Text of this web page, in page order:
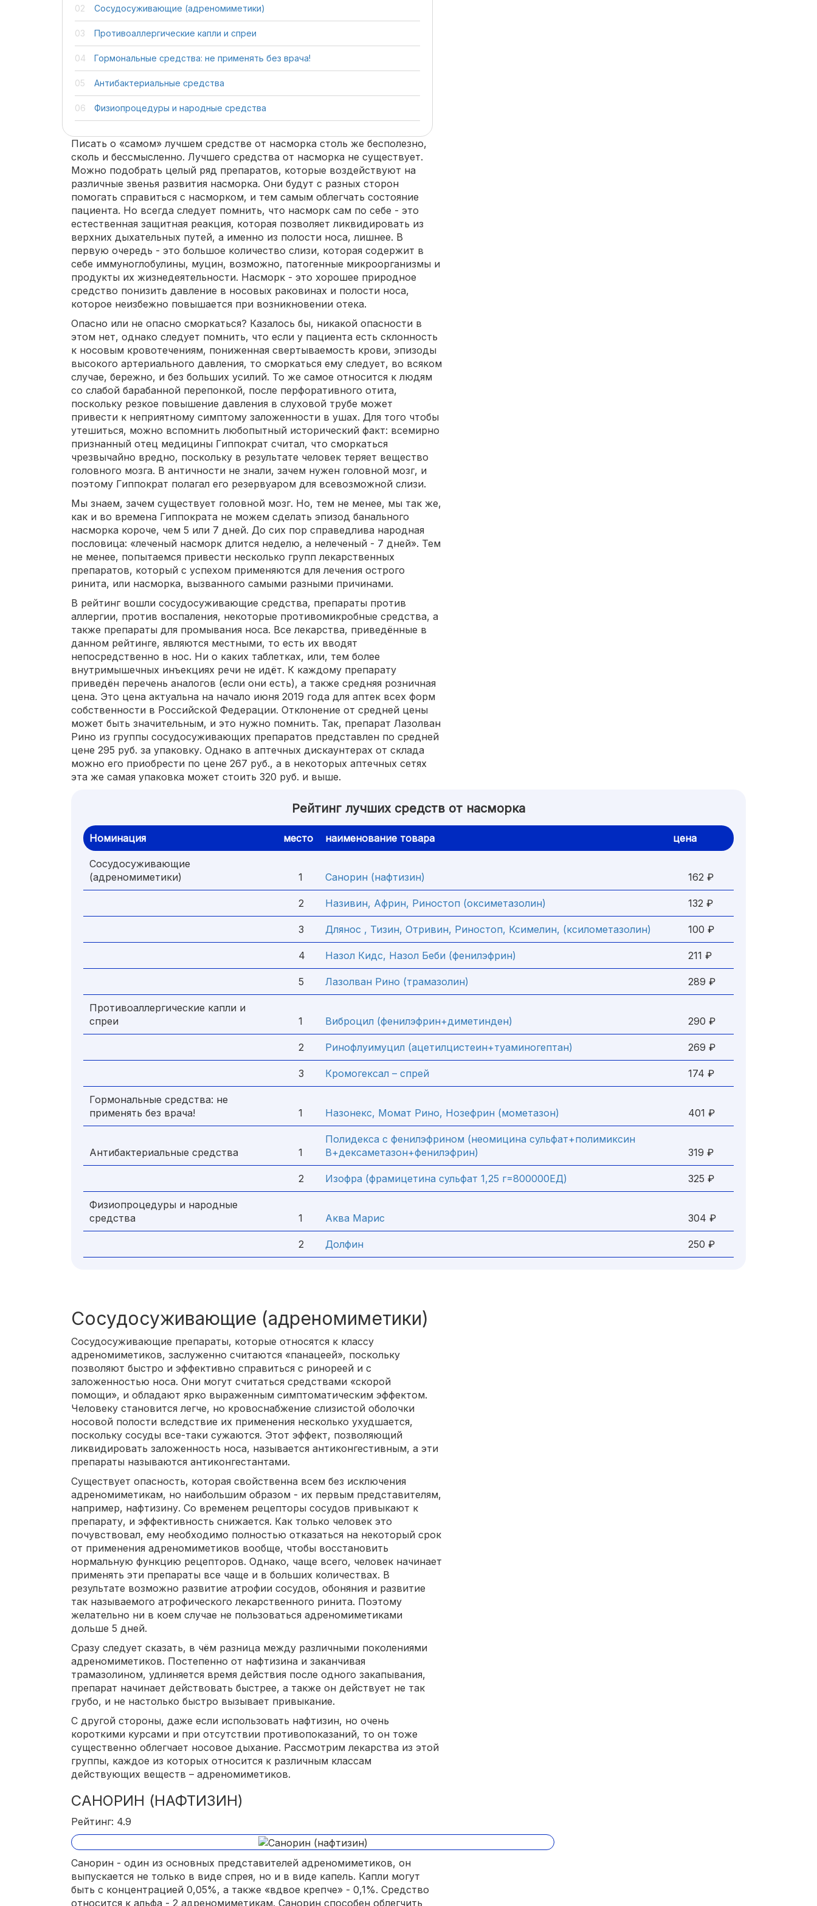
Сосудосуживающие (адреномиметики)
Противоаллергические капли и спреи
Гормональные средства: не применять без врача!
Антибактериальные средства
Физиопроцедуры и народные средства
Писать о «самом» лучшем средстве от насморка столь же бесполезно,
сколь и бессмысленно. Лучшего средства от насморка не существует.
Можно подобрать целый ряд препаратов, которые воздействуют на
различные звенья развития насморка. Они будут с разных сторон
помогать справиться с насморком, и тем самым облегчать состояние
пациента. Но всегда следует помнить, что насморк сам по себе - это
естественная защитная реакция, которая позволяет ликвидировать из
верхних дыхательных путей, а именно из полости носа, лишнее. В
первую очередь - это большое количество слизи, которая содержит в
себе иммуноглобулины, муцин, возможно, патогенные микроорганизмы и
продукты их жизнедеятельности. Насморк - это хорошее природное
средство понизить давление в носовых раковинах и полости носа,
которое неизбежно повышается при возникновении отека.
Опасно или не опасно сморкаться? Казалось бы, никакой опасности в
этом нет, однако следует помнить, что если у пациента есть склонность
к носовым кровотечениям, пониженная свертываемость крови, эпизоды
высокого артериального давления, то сморкаться ему следует, во всяком
случае, бережно, и без больших усилий. То же самое относится к людям
со слабой барабанной перепонкой, после перфоративного отита,
поскольку резкое повышение давления в слуховой трубе может
привести к неприятному симптому заложенности в ушах. Для того чтобы
утешиться, можно вспомнить любопытный исторический факт: всемирно
признанный отец медицины Гиппократ считал, что сморкаться
чрезвычайно вредно, поскольку в результате человек теряет вещество
головного мозга. В античности не знали, зачем нужен головной мозг, и
поэтому Гиппократ полагал его резервуаром для всевозможной слизи.
Мы знаем, зачем существует головной мозг. Но, тем не менее, мы так же,
как и во времена Гиппократа не можем сделать эпизод банального
насморка короче, чем 5 или 7 дней. До сих пор справедлива народная
пословица: «леченый насморк длится неделю, а нелеченый - 7 дней». Тем
не менее, попытаемся привести несколько групп лекарственных
препаратов, который с успехом применяются для лечения острого
ринита, или насморка, вызванного самыми разными причинами.
В рейтинг вошли сосудосуживающие средства, препараты против
аллергии, против воспаления, некоторые противомикробные средства, а
также препараты для промывания носа. Все лекарства, приведённые в
данном рейтинге, являются местными, то есть их вводят
непосредственно в нос. Ни о каких таблетках, или, тем более
внутримышечных инъекциях речи не идёт. К каждому препарату
приведён перечень аналогов (если они есть), а также средняя розничная
цена. Это цена актуальна на начало июня 2019 года для аптек всех форм
собственности в Российской Федерации. Отклонение от средней цены
может быть значительным, и это нужно помнить. Так, препарат Лазолван
Рино из группы сосудосуживающих препаратов представлен по средней
цене 295 руб. за упаковку. Однако в аптечных дискаунтерах от склада
можно его приобрести по цене 267 руб., а в некоторых аптечных сетях
эта же самая упаковка может стоить 320 руб. и выше.
Рейтинг лучших средств от насморка
Номинация место наименование товара цена
Сосудосуживающие
(адреномиметики)
1 Санорин (нафтизин) 162 ₽
2 Називин, Африн, Риностоп (оксиметазолин) 132 ₽
3 Длянос , Тизин, Отривин, Риностоп, Ксимелин, (ксилометазолин) 100 ₽
4 Назол Кидс, Назол Беби (фенилэфрин) 211 ₽
5 Лазолван Рино (трамазолин) 289 ₽
Противоаллергические капли и
спреи
1 Виброцил (фенилэфрин+диметинден) 290 ₽
2 Ринофлуимуцил (ацетилцистеин+туаминогептан) 269 ₽
3 Кромогексал – спрей 174 ₽
Гормональные средства: не
применять без врача!
1 Назонекс, Момат Рино, Нозефрин (мометазон) 401 ₽
Антибактериальные средства 1
Полидекса с фенилэфрином (неомицина сульфат+полимиксин
В+дексаметазон+фенилэфрин)
319 ₽
2 Изофра (фрамицетина сульфат 1,25 г=800000ЕД) 325 ₽
Физиопроцедуры и народные
средства
1 Аква Марис 304 ₽
2 Долфин 250 ₽
Сосудосуживающие (адреномиметики)
Сосудосуживающие препараты, которые относятся к классу
адреномиметиков, заслуженно считаются «панацеей», поскольку
позволяют быстро и эффективно справиться с ринореей и с
заложенностью носа. Они могут считаться средствами «скорой
помощи», и обладают ярко выраженным симптоматическим эффектом.
Человеку становится легче, но кровоснабжение слизистой оболочки
носовой полости вследствие их применения несколько ухудшается,
поскольку сосуды все-таки сужаются. Этот эффект, позволяющий
ликвидировать заложенность носа, называется антиконгестивным, а эти
препараты называются антиконгестантами.
Существует опасность, которая свойственна всем без исключения
адреномиметикам, но наибольшим образом - их первым представителям,
например, нафтизину. Со временем рецепторы сосудов привыкают к
препарату, и эффективность снижается. Как только человек это
почувствовал, ему необходимо полностью отказаться на некоторый срок
от применения адреномиметиков вообще, чтобы восстановить
нормальную функцию рецепторов. Однако, чаще всего, человек начинает
применять эти препараты все чаще и в больших количествах. В
результате возможно развитие атрофии сосудов, обоняния и развитие
так называемого атрофического лекарственного ринита. Поэтому
желательно ни в коем случае не пользоваться адреномиметиками
дольше 5 дней.
Сразу следует сказать, в чём разница между различными поколениями
адреномиметиков. Постепенно от нафтизина и заканчивая
трамазолином, удлиняется время действия после одного закапывания,
препарат начинает действовать быстрее, а также он действует не так
грубо, и не настолько быстро вызывает привыкание.
С другой стороны, даже если использовать нафтизин, но очень
короткими курсами и при отсутствии противопоказаний, то он тоже
существенно облегчает носовое дыхание. Рассмотрим лекарства из этой
группы, каждое из которых относится к различным классам
действующих веществ – адреномиметиков.
САНОРИН (НАФТИЗИН)
Рейтинг: 4.9
Санорин - один из основных представителей адреномиметиков, он
выпускается не только в виде спрея, но и в виде капель. Капли могут
быть с концентрацией 0,05%, а также «вдвое крепче» - 0,1%. Средство
относится к альфа - 2 адреномиметикам. Санорин способен облегчить